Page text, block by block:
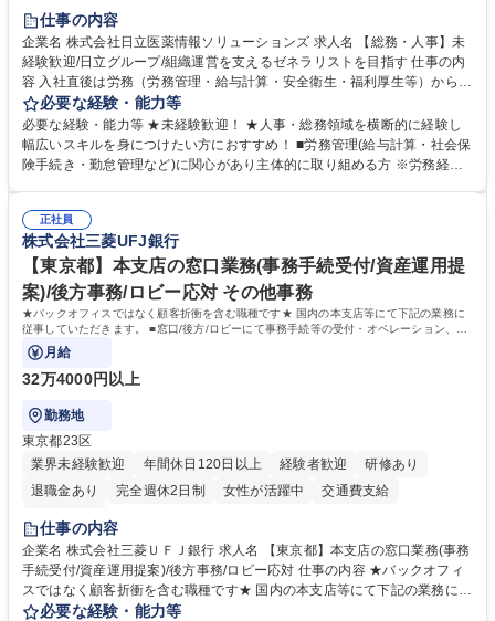
住宅手当あり
育休あり
完全週休2日制 交通費支給 土日祝休み 寮・社宅あり
仕事の内容
企業名 株式会社日立医薬情報ソリューションズ 求人名 【総務・人事】未
経験歓迎/日立グループ/組織運営を支えるゼネラリストを目指す 仕事の内
容 入社直後は労務（労務管理・給与計算・安全衛生・福利厚生等）からお
任せいたします。将来は総務・採用・教育業務へ守備範囲を広げ、組織運
営を支えるゼネラリストをめざせます。 ・初期業務：労働時間管理、給与
計算、社会保険対応、福利厚生管理、安全衛生、健康経営推進等をお任せ
します。ご経験に応じて、休職者管理など、幅広く経験を積んでいただき
幅広く経験を積みたい意欲がある方に最適な環境です。 募集職種 【総
務・人事】未経験歓迎/日立グループ/組織運営を支えるゼネラリストを目
指す
必要な経験・能力等
必要な経験・能力等 ★未経験歓迎！ ★人事・総務領域を横断的に経験し
幅広いスキルを身につけたい方におすすめ！ ■労務管理(給与計算・社会保
険手続き・勤怠管理など)に関心があり主体的に取り組める方 ※労務経験
のご経験 ■労務管理（給与計算・社会保険手続き・勤怠管理など）の経験
■衛生管理者の資格をお持ちの方 学歴・資格 学歴：大学院 大学 高専 短大
専修学校 高校 語学力： 資格：
正社員
株式会社三菱UFJ銀行
【東京都】本支店の窓口業務(事務手続受付/資産運用提
案)/後方事務/ロビー応対 その他事務
★バックオフィスではなく顧客折衝を含む職種です★ 国内の本支店等にて下記の業務に
従事していただきます。 ■窓口/後方/ロビーにて事務手続等の受付・オペレーション、お
客様対応
月給
32万4000円以上
勤務地
東京都23区
業界未経験歓迎
年間休日120日以上 経験者歓迎
研修あり
退職金あり
完全週休2日制 女性が活躍中
交通費支給
土日祝休み
仕事の内容
企業名 株式会社三菱ＵＦＪ銀行 求人名 【東京都】本支店の窓口業務(事務
手続受付/資産運用提案)/後方事務/ロビー応対 仕事の内容 ★バックオフィ
スではなく顧客折衝を含む職種です★ 国内の本支店等にて下記の業務に従
事していただきます。 ■窓口/後方/ロビーにて事務手続等の受付・オペレ
必要な経験・能力等